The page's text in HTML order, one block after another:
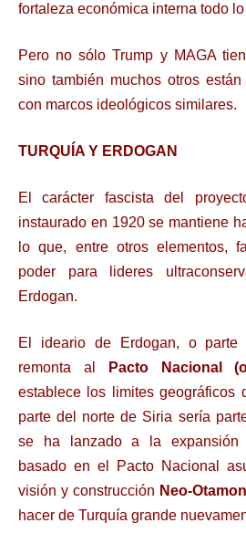
fortaleza económica interna todo
Pero no sólo Trump y MAGA
sino también muchos otros
con marcos ideológicos similares.
TURQUÍA Y ERDOGAN
El carácter fascista del
instaurado en 1920 se mantiene
lo que, entre otros elementos,
poder para lideres
Erdogan.
El ideario de Erdogan, o parte
remonta al
Pacto Nacional
establece los limites geográficos
parte del norte de Siria sería
se ha lanzado a la expansión
basado en el Pacto Nacional
visión y construcción Neo-
hacer de Turquía grande